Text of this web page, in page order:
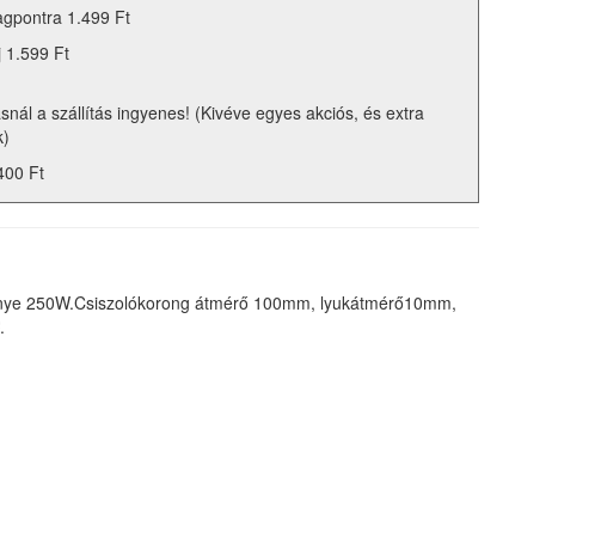
1.499 Ft
1.599 Ft
a szállítás ingyenes! (Kivéve egyes akciós, és extra
Ft
250W.Csiszolókorong átmérő 100mm, lyukátmérő10mm,